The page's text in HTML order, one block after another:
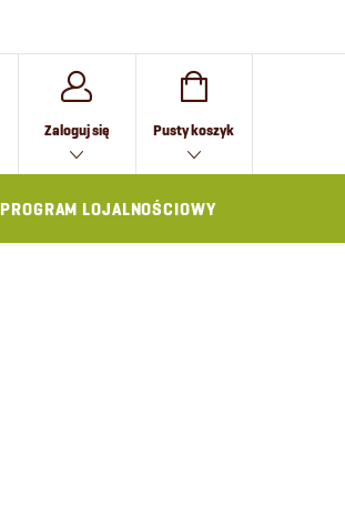
Zaloguj się KOSZYK
Pusty koszyk
PROGRAM LOJALNOŚCIOWY